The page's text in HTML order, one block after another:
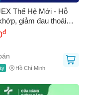
Thế Hệ Mới - Hỗ
giảm đau thoái
viên & 30 viên, bổ
chính hãng
đ
Hồ Chí Minh